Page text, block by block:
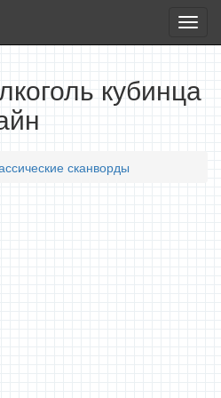
игры
кубинца
сканворды